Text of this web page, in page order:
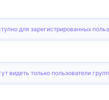
для зарегистрированных
видеть только пользователи